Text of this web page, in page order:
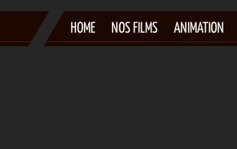
HOME NOS FILMS ANIMATION